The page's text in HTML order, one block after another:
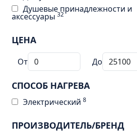
Душевые принадлежности и
аксессуары 32
ЦЕНА
От До
СПОСОБ НАГРЕВА
Электрический 8
ПРОИЗВОДИТЕЛЬ/БРЕНД